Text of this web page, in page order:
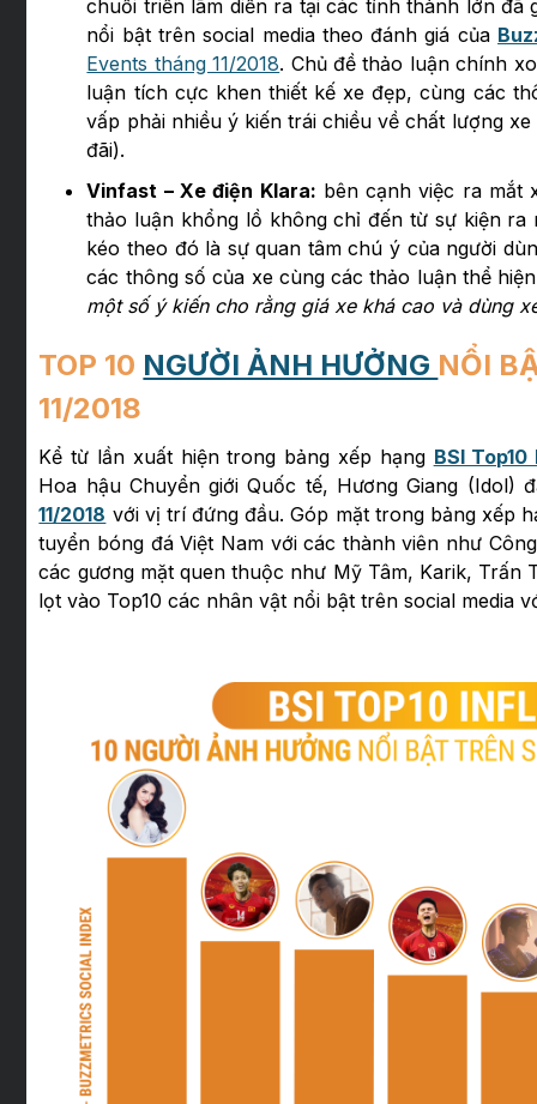
chuỗi triển lãm diễn ra tại các tỉnh thành lớn
nổi bật trên social media theo đánh giá của
Events tháng 11/2018. Chủ đề thảo luận chính
luận tích cực khen thiết kế xe đẹp, cùng các
vấp phải nhiều ý kiến trái chiều về chất lượng
đãi).
Vinfast – Xe điện Klara: bên cạnh việc ra mắt
thảo luận khổng lồ không chỉ đến từ sự kiện
kéo theo đó là sự quan tâm chú ý của người
các thông số của xe cùng các thảo luận thể
một số ý kiến cho rằng giá xe khá cao và dùng
TOP 10 NGƯỜI ẢNH HƯỞNG NỔI
11/2018
Kể từ lần xuất hiện trong bảng xếp hạng BSI
Hoa hậu Chuyển giới Quốc tế, Hương Giang (Idol)
11/2018 với vị trí đứng đầu. Góp mặt trong bảng xếp
tuyển bóng đá Việt Nam với các thành viên như
các gương mặt quen thuộc như Mỹ Tâm, Karik, Trấn
lọt vào Top10 các nhân vật nổi bật trên social media